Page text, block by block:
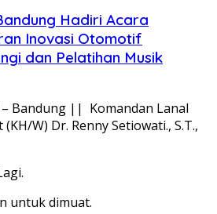
Hadiri Acara
Inovasi Otomotif
dan Pelatihan Musik
Bandung || Komandan Lanal
W) Dr. Renny Setiowati., S.T.,
untuk dimuat.